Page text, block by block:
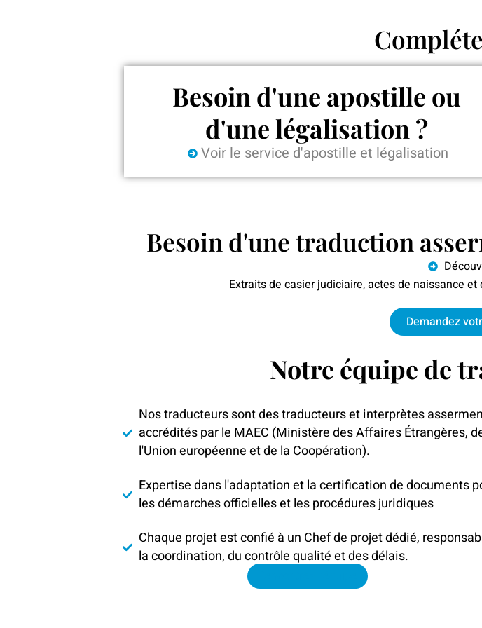
Besoin d'une apostille ou
d'une légalisation ?
Voir le service d'apostille et légalisation
Besoin d'une traduction
Extraits de casier judiciaire, actes de naissance
Demandez
Notre équipe de
Nos traducteurs sont des traducteurs et interprètes
accrédités par le MAEC (Ministère des Affaires Étrangères,
l'Union européenne et de la Coopération).
Expertise dans l'adaptation et la certification de documents
les démarches officielles et les procédures juridiques
Chaque projet est confié à un Chef de projet dédié,
la coordination, du contrôle qualité et des délais.